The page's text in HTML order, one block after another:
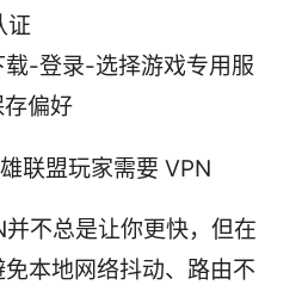
证
-登录-选择游戏专用服
偏好
联盟玩家需要 VPN
不总是让你更快，但在
本地网络抖动、路由不